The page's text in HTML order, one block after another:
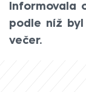
Informovala
podle níž
večer.